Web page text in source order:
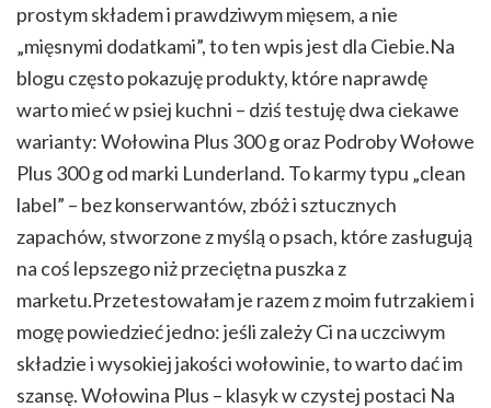
prostym składem i prawdziwym mięsem, a nie
„mięsnymi dodatkami”, to ten wpis jest dla Ciebie.Na
blogu często pokazuję produkty, które naprawdę
warto mieć w psiej kuchni – dziś testuję dwa ciekawe
warianty: Wołowina Plus 300 g oraz Podroby Wołowe
Plus 300 g od marki Lunderland. To karmy typu „clean
label” – bez konserwantów, zbóż i sztucznych
zapachów, stworzone z myślą o psach, które zasługują
na coś lepszego niż przeciętna puszka z
marketu.Przetestowałam je razem z moim futrzakiem i
mogę powiedzieć jedno: jeśli zależy Ci na uczciwym
składzie i wysokiej jakości wołowinie, to warto dać im
szansę. Wołowina Plus – klasyk w czystej postaci Na